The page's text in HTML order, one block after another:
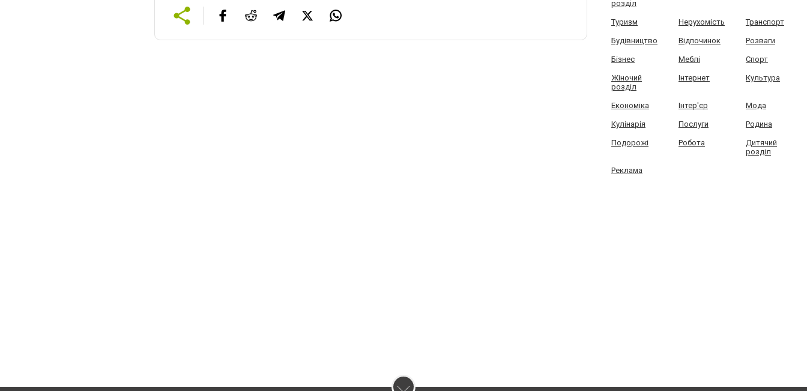
розділ
Туризм Нерухомість Транспорт
Будівництво Відпочинок Розваги
Бізнес Меблі Спорт
Жіночий
розділ
Інтернет Культура
Економіка Інтер'єр Мода
Кулінарія Послуги Родина
Подорожі Робота
Дитячий
розділ
Реклама